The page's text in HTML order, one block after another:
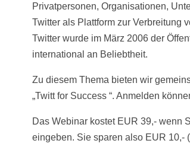
Privatpersonen, Organisationen,
Twitter als Plattform zur Verbreitung
Twitter wurde im März 2006 der
international an Beliebtheit.
Zu diesem Thema bieten wir
„Twitt for Success “. Anmelden
Das Webinar kostet EUR 39,- wenn
eingeben. Sie sparen also EUR 10,-